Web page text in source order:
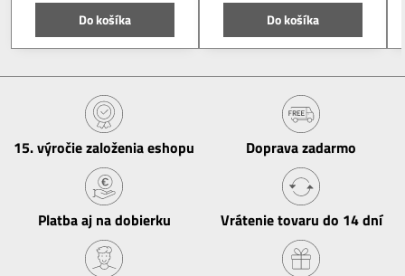
Do košíka Do košíka
15​. výročie založenia eshopu Doprava zadarmo
Platba aj na dobierku Vrátenie tovaru do 14 dní